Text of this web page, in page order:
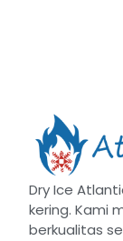
Dry Ice
kering. Kami
berkualitas